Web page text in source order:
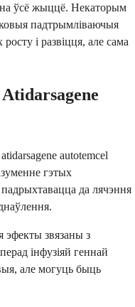
ўсё жыццё. Некаторым
падтрымліваючыя
і развіцця, але сама
autotemcel
гэтых
да лячэння
звязаны з
інфузіяй геннай
але могуць быць